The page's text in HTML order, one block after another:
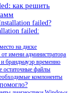
как решить
failed?
failed:
на диске
имени администратора
брандмауэр временно
остаточные файлы
компоненты